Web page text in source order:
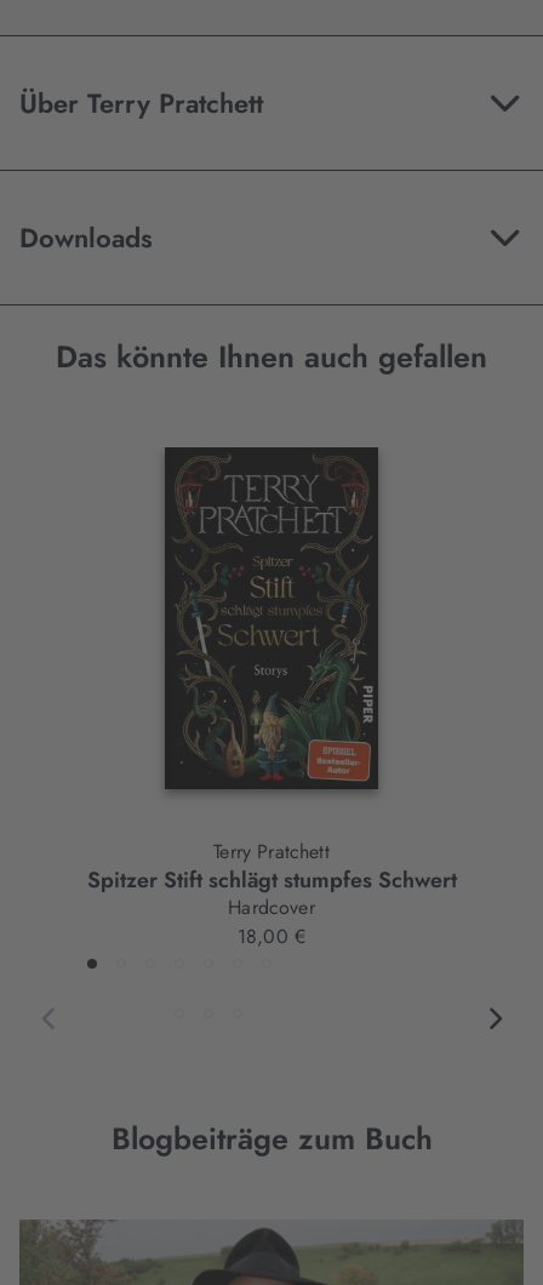
Über Terry Pratchett
Downloads
Das könnte Ihnen auch gefallen
Interaktives
Terry Pratchett
Spitzer Stift schlägt stumpfes Schwert
Hardcover
18,00 €
Blogbeiträge zum Buch